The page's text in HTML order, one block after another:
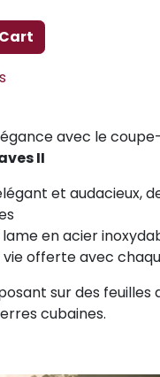
avec le
II
et audacieux,
en acier
offerte avec
sur des
cubaines.